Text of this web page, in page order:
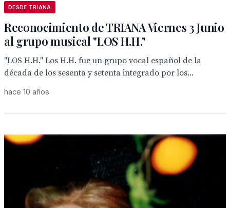
DESDE TRIANA
Reconocimiento de TRIANA Viernes 3 Junio
al grupo musical "LOS H.H."
"LOS H.H." Los H.H. fue un grupo vocal español de la
década de los sesenta y setenta integrado por los...
hace 10 años